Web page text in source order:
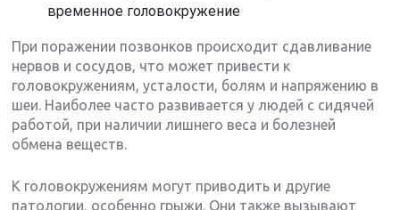
временное головокружение
При поражении позвонков происходит сдавливание
нервов и сосудов, что может привести к
головокружениям, усталости, болям и напряжению в
шеи. Наиболее часто развивается у людей с сидячей
работой, при наличии лишнего веса и болезней
обмена веществ.
К головокружениям могут приводить и другие
патологии, особенно грыжи. Они также вызывают